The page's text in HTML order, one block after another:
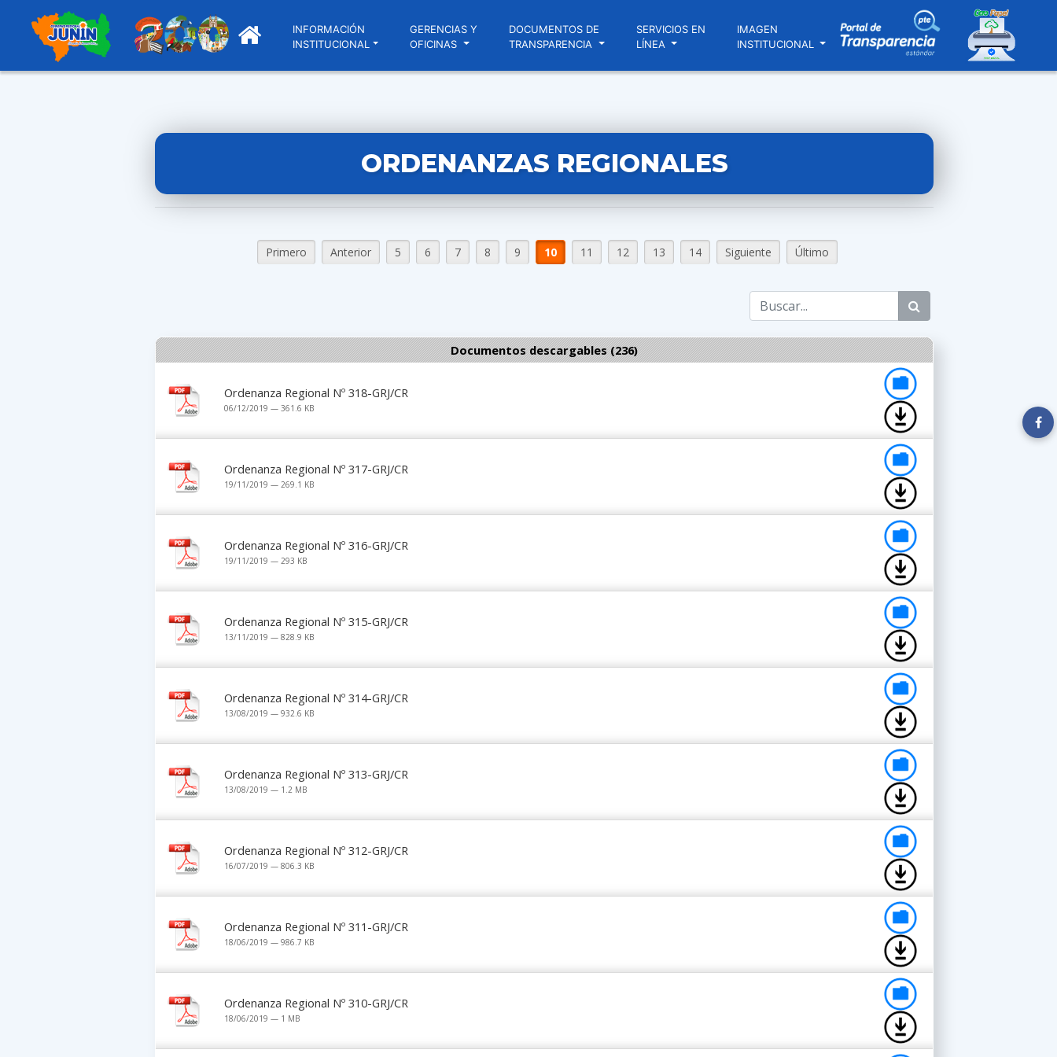
INFORMACIÓN
INSTITUCIONAL
GERENCIAS Y
OFICINAS
DOCUMENTOS DE
TRANSPARENCIA
SERVICIOS EN
LÍNEA
IMAGEN
INSTITUCIONAL
ORDENANZAS REGIONALES
Primero Anterior 5 6 7 8 9 10 11 12 13 14 Siguiente Último
Documentos descargables (236)
Ordenanza Regional Nº 318-GRJ/CR
06/12/2019 — 361.6 KB
Ordenanza Regional Nº 317-GRJ/CR
19/11/2019 — 269.1 KB
Ordenanza Regional Nº 316-GRJ/CR
19/11/2019 — 293 KB
Ordenanza Regional Nº 315-GRJ/CR
13/11/2019 — 828.9 KB
Ordenanza Regional Nº 314-GRJ/CR
13/08/2019 — 932.6 KB
Ordenanza Regional Nº 313-GRJ/CR
13/08/2019 — 1.2 MB
Ordenanza Regional Nº 312-GRJ/CR
16/07/2019 — 806.3 KB
Ordenanza Regional Nº 311-GRJ/CR
18/06/2019 — 986.7 KB
Ordenanza Regional Nº 310-GRJ/CR
18/06/2019 — 1 MB